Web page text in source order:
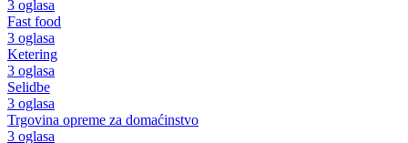
3 oglasa
Fast food
3 oglasa
Ketering
3 oglasa
Selidbe
3 oglasa
Trgovina opreme za domaćinstvo
3 oglasa